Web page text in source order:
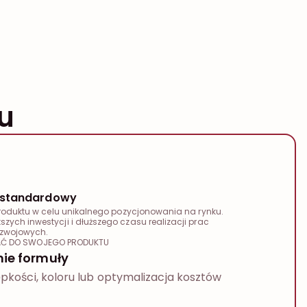
w celu unikalnego pozycjonowania na rynku.
inwestycji i dłuższego czasu realizacji prac
DO SWOJEGO PRODUKTU
formuły
koloru lub optymalizacja kosztów